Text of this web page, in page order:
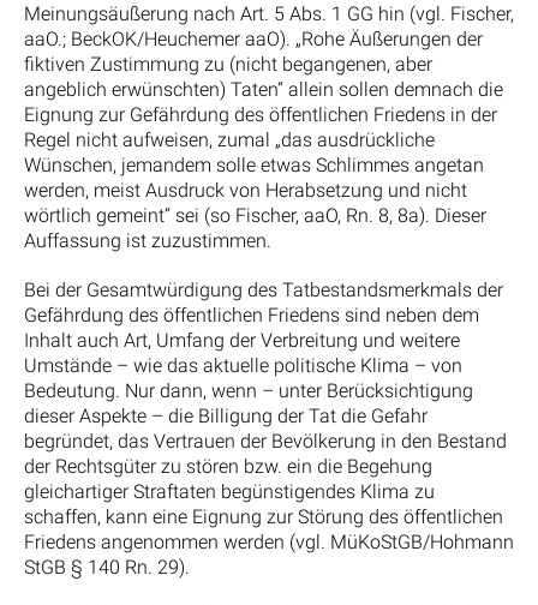
Meinungsäußerung nach Art. 5 Abs. 1 GG hin (vgl. Fischer,
aaO.; BeckOK/Heuchemer aaO). „Rohe Äußerungen der
fiktiven Zustimmung zu (nicht begangenen, aber
angeblich erwünschten) Taten“ allein sollen demnach die
Eignung zur Gefährdung des öffentlichen Friedens in der
Regel nicht aufweisen, zumal „das ausdrückliche
Wünschen, jemandem solle etwas Schlimmes angetan
werden, meist Ausdruck von Herabsetzung und nicht
wörtlich gemeint“ sei (so Fischer, aaO, Rn. 8, 8a). Dieser
Auffassung ist zuzustimmen.
Bei der Gesamtwürdigung des Tatbestandsmerkmals der
Gefährdung des öffentlichen Friedens sind neben dem
Inhalt auch Art, Umfang der Verbreitung und weitere
Umstände – wie das aktuelle politische Klima – von
Bedeutung. Nur dann, wenn – unter Berücksichtigung
dieser Aspekte – die Billigung der Tat die Gefahr
begründet, das Vertrauen der Bevölkerung in den Bestand
der Rechtsgüter zu stören bzw. ein die Begehung
gleichartiger Straftaten begünstigendes Klima zu
schaffen, kann eine Eignung zur Störung des öffentlichen
Friedens angenommen werden (vgl. MüKoStGB/Hohmann
StGB § 140 Rn. 29).